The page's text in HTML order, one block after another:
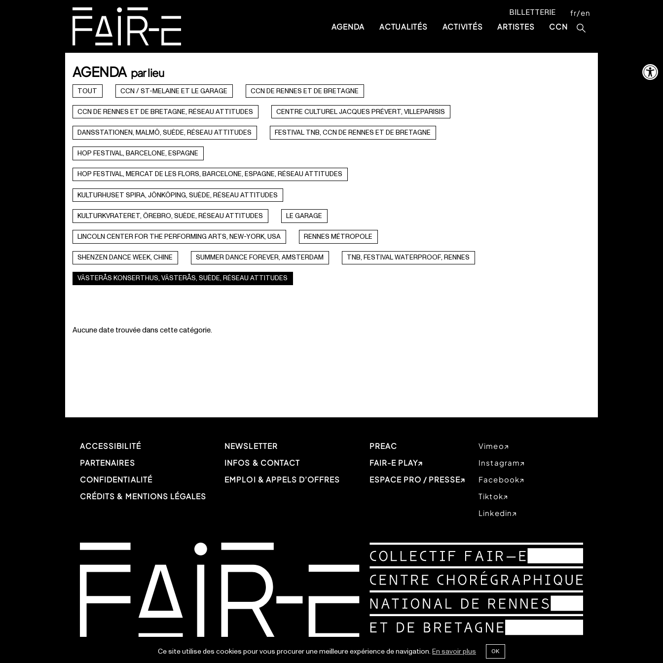
Ouvrir
content
BILLETTERIE fr en
AGENDA
ACTUALITÉS ACTIVITÉS ARTISTES CCN
AGENDA par lieu
TOUT CCN / ST-MELAINE ET LE GARAGE CCN DE RENNES ET DE BRETAGNE
CCN DE RENNES ET DE BRETAGNE, RÉSEAU ATTITUDES CENTRE CULTUREL JACQUES PRÉVERT, VILLEPARISIS
DANSSTATIONEN, MALMÖ, SUÈDE, RÉSEAU ATTITUDES FESTIVAL TNB, CCN DE RENNES ET DE BRETAGNE
HOP FESTIVAL, BARCELONE, ESPAGNE
HOP FESTIVAL, MERCAT DE LES FLORS, BARCELONE, ESPAGNE, RÉSEAU ATTITUDES
KULTURHUSET SPIRA, JÖNKÖPING, SUÈDE, RÉSEAU ATTITUDES
KULTURKVRATERET, ÖREBRO, SUÈDE, RÉSEAU ATTITUDES LE GARAGE
LINCOLN CENTER FOR THE PERFORMING ARTS, NEW-YORK, USA RENNES MÉTROPOLE
SHENZEN DANCE WEEK, CHINE SUMMER DANCE FOREVER, AMSTERDAM TNB, FESTIVAL WATERPROOF, RENNES
VÄSTERÅS KONSERTHUS, VÄSTERÅS, SUÈDE, RÉSEAU ATTITUDES
Aucune date trouvée dans cette catégorie.
ACCESSIBILITÉ
PARTENAIRES
CONFIDENTIALITÉ
CRÉDITS & MENTIONS LÉGALES
NEWSLETTER
INFOS & CONTACT
EMPLOI & APPELS D’OFFRES
PREAC
FAIR-E PLAY
ESPACE PRO / PRESSE
Vimeo
Instagram
Facebook
Tiktok
Linkedin
Ce site utilise des cookies pour vous procurer une meilleure expérience de navigation.En savoir plus OK